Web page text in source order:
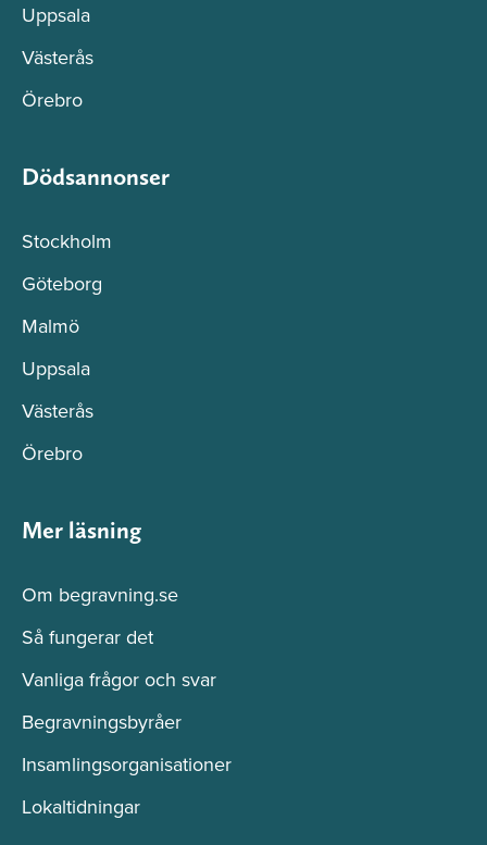
Uppsala
Västerås
Örebro
Dödsannonser
Stockholm
Göteborg
Malmö
Uppsala
Västerås
Örebro
Mer läsning
Om begravning.se
Så fungerar det
Vanliga frågor och svar
Begravningsbyråer
Insamlingsorganisationer
Lokaltidningar